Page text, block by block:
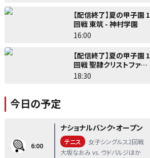
【配信終了】夏の甲子園 1
回戦 東筑 - 神村学園
16:00
【配信終了】夏の甲子園 1
回戦 聖隷クリストファー -
佐野日大
18:30
今日の予定
6:00
ナショナルバンク・オープン
テニス
女子シングルス2回戦
大坂なおみ vs. ウドバルジほか